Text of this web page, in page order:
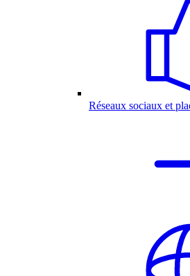
Réseaux sociaux et